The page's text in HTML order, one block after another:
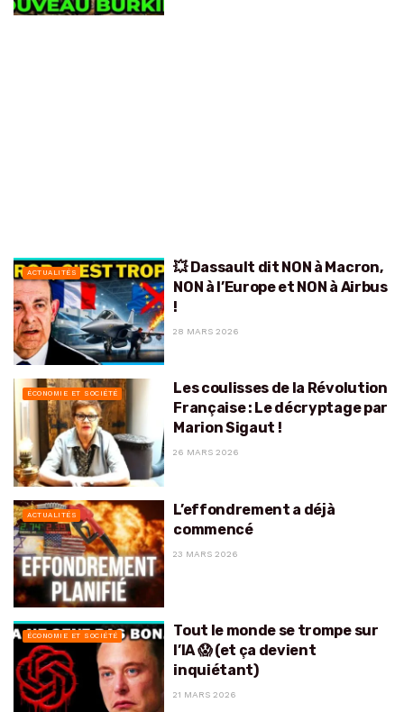
ACTUALITÉS
💥 Dassault dit NON à Macron,
NON à l’Europe et NON à Airbus
!
28 MARS 2026
ÉCONOMIE ET SOCIÉTÉ
Les coulisses de la Révolution
Française : Le décryptage par
Marion Sigaut !
26 MARS 2026
ACTUALITÉS
L’effondrement a déjà
commencé
23 MARS 2026
ÉCONOMIE ET SOCIÉTÉ
Tout le monde se trompe sur
l’IA 😱 (et ça devient
inquiétant)
21 MARS 2026